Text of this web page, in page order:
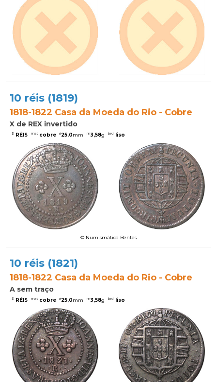
10 réis (1819)
1818-1822 Casa da Moeda do Rio - Cobre
X de REX invertido
$ RÉIS mat cobre ø25,0mm m3,58g brd liso
© Numismática Bentes
10 réis (1821)
1818-1822 Casa da Moeda do Rio - Cobre
A sem traço
$ RÉIS mat cobre ø25,0mm m3,58g brd liso